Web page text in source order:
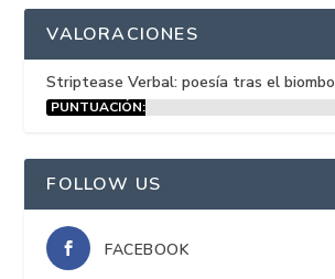
VALORACIONES
Striptease Verbal: poesía tras el biombo
PUNTUACIÓN:
FOLLOW US
FACEBOOK